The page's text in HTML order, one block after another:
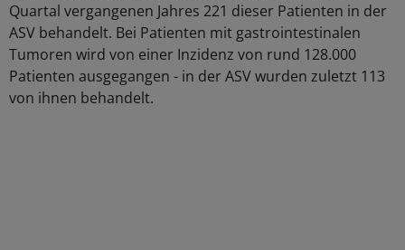
Quartal vergangenen Jahres 221 dieser Patienten in der
ASV behandelt. Bei Patienten mit gastrointestinalen
Tumoren wird von einer Inzidenz von rund 128.000
Patienten ausgegangen - in der ASV wurden zuletzt 113
von ihnen behandelt.